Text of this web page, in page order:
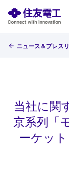
ニュース＆プレス
当社に関
京系列「
ーケッ